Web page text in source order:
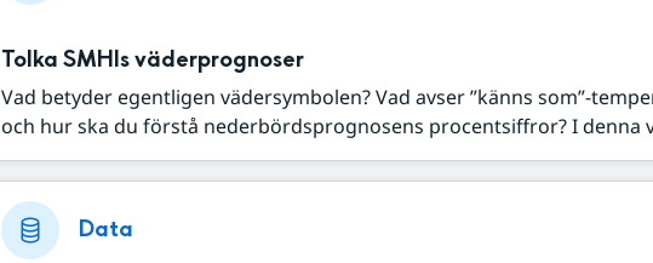
Tolka SMHIs väderprognoser
Vad betyder egentligen vädersymbolen? Vad avser ”känns som”-
och hur ska du förstå nederbördsprognosens procentsiffror? I denna
Data